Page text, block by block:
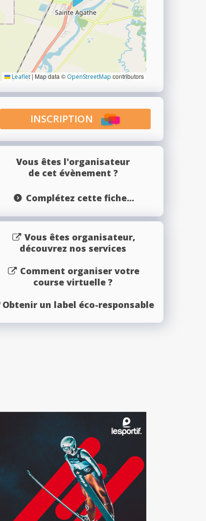
Leaflet | Map data © OpenStreetMap contributors
INSCRIPTION
Vous êtes l'organisateur
de cet évènement ?
Complétez cette fiche...
Vous êtes organisateur,
découvrez nos services
Comment organiser votre
course virtuelle ?
Obtenir un label éco-responsable